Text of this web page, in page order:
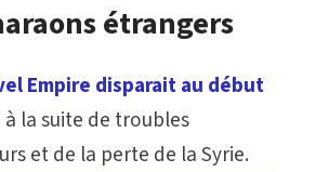
étrangers
Empire disparait au début
à la suite de troubles
et de la perte de la Syrie.